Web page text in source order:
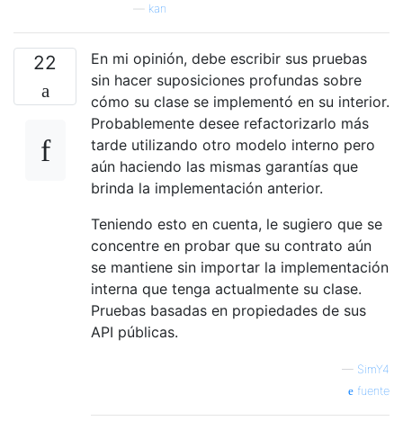
kan
22
En mi opinión, debe escribir sus pruebas
sin hacer suposiciones profundas sobre
cómo su clase se implementó en su interior.
Probablemente desee refactorizarlo más
tarde utilizando otro modelo interno pero
aún haciendo las mismas garantías que
brinda la implementación anterior.
Teniendo esto en cuenta, le sugiero que se
concentre en probar que su contrato aún
se mantiene sin importar la implementación
interna que tenga actualmente su clase.
Pruebas basadas en propiedades de sus
API públicas.
— SimY4
fuente